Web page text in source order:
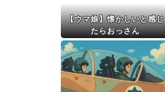
【ウマ娘】懐かしいと感じ
たらおっさん